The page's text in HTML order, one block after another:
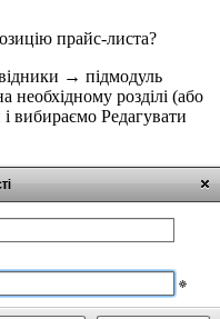
прайс-листа?
→ підмодуль
розділі (або
вибираємо Редагувати